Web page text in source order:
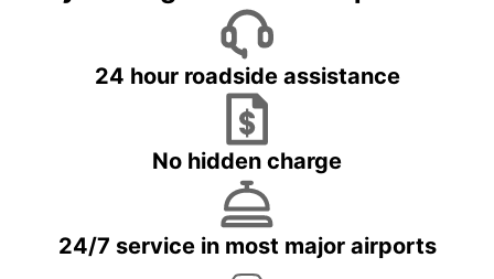
24 hour roadside assistance
No hidden charge
24/7 service in most major airports